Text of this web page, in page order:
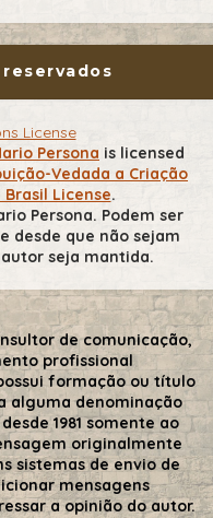
Persona is licensed
Vedada a Criação
Brasil License.
Persona. Podem ser
desde que não sejam
seja mantida.
de comunicação,
profissional
formação ou título
alguma denominação
1981 somente ao
originalmente
sistemas de envio de
mensagens
a opinião do autor.